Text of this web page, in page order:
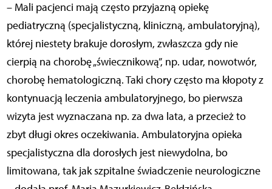
– Mali pacjenci mają często przyjazną opiekę
pediatryczną (specjalistyczną, kliniczną, ambulatoryjną),
której niestety brakuje dorosłym, zwłaszcza gdy nie
cierpią na chorobę „świecznikową”, np. udar, nowotwór,
chorobę hematologiczną. Taki chory często ma kłopoty z
kontynuacją leczenia ambulatoryjnego, bo pierwsza
wizyta jest wyznaczana np. za dwa lata, a przecież to
zbyt długi okres oczekiwania. Ambulatoryjna opieka
specjalistyczna dla dorosłych jest niewydolna, bo
limitowana, tak jak szpitalne świadczenie neurologiczne